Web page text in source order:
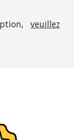
veuillez